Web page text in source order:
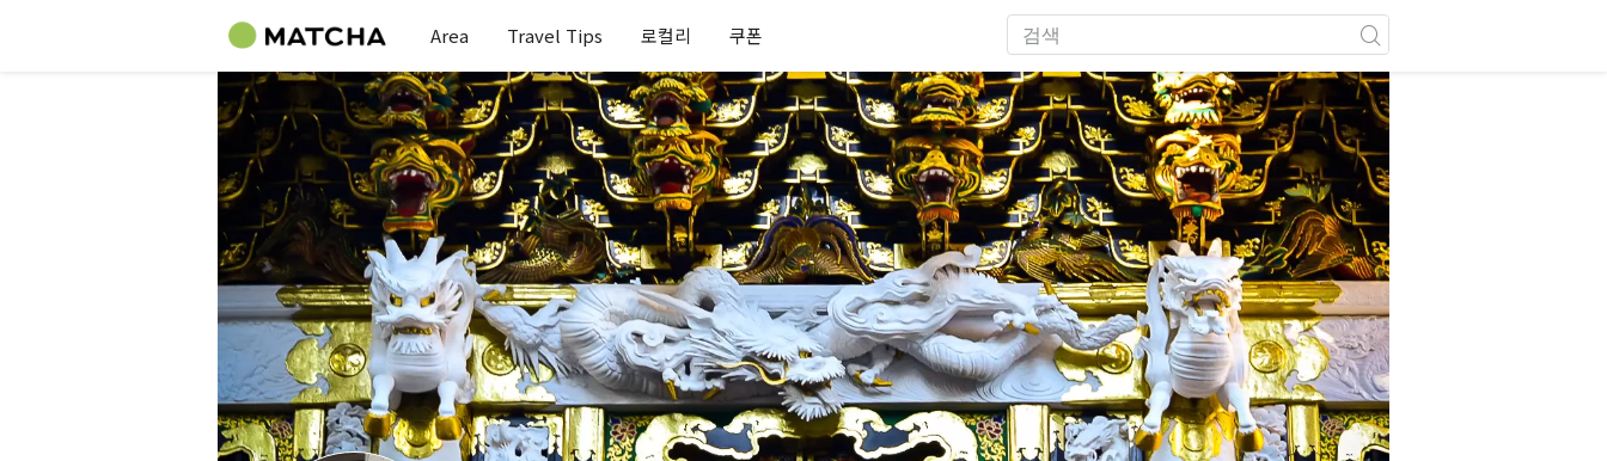
Area Travel Tips 로컬리 쿠폰